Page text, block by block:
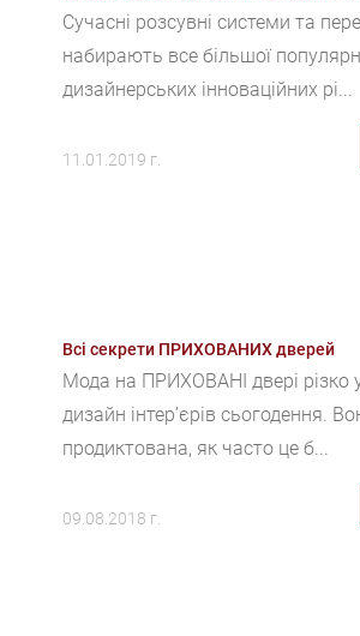
Сучасні розсувні системи та
набирають все більшої
дизайнерських інноваційних рі...
11.01.2019 г.
Всі секрети ПРИХОВАНИХ дверей
Мода на ПРИХОВАНІ двері різко
дизайн інтер’єрів сьогодення.
продиктована, як часто це б...
09.08.2018 г.